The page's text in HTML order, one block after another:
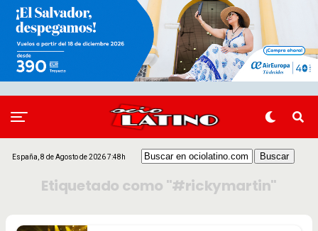
España, 8 de Agosto de 2026 7:48h
Etiquetado como "#rickymartin"